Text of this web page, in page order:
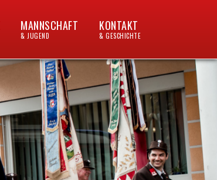
MANNSCHAFT
& JUGEND
KONTAKT
& GESCHICHTE